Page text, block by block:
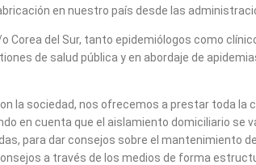
en nuestro país desde las
Corea del Sur, tanto epidemiólogos como
de salud pública y en abordaje de
la sociedad, nos ofrecemos a prestar toda
en cuenta que el aislamiento domiciliario se
para dar consejos sobre el mantenimiento
a través de los medios de forma